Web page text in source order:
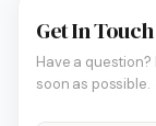
Get In Touch
Have a
soon as possible.